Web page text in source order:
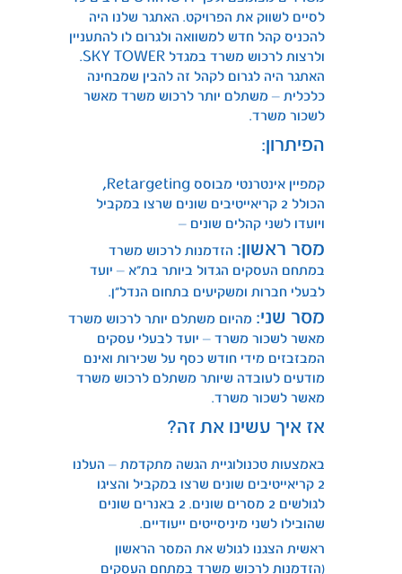
לסיים לשווק את הפרויקט. האתגר שלנו היה
להכניס קהל חדש למשוואה ולגרום לו להתעניין
ולרצות לרכוש משרד במגדל SKY TOWER.
האתגר היה לגרום לקהל זה להבין שמבחינה
כלכלית – משתלם יותר לרכוש משרד מאשר
לשכור משרד.
הפיתרון:
קמפיין אינטרנטי מבוסס Retargeting ,
הכולל 2 קריאייטיבים שונים שרצו במקביל
ויועדו לשני קהלים שונים –
מסר ראשון: הזדמנות לרכוש משרד
במתחם העסקים הגדול ביותר בת”א – יועד
לבעלי חברות ומשקיעים בתחום הנדל”ן.
מסר שני: מהיום משתלם יותר לרכוש משרד
מאשר לשכור משרד – יועד לבעלי עסקים
המבזבזים מידי חודש כסף על שכירות ואינם
מודעים לעובדה שיותר משתלם לרכוש משרד
מאשר לשכור משרד.
אז איך עשינו את זה?
באמצעות טכנולוגיית הגשה מתקדמת – העלנו
2 קריאייטיבים שונים שרצו במקביל והציגו
לגולשים 2 מסרים שונים. 2 באנרים שונים
שהובילו לשני מיניסייטים ייעודיים.
ראשית הצגנו לגולש את המסר הראשון
(הזדמנות לרכוש משרד במתחם העסקים